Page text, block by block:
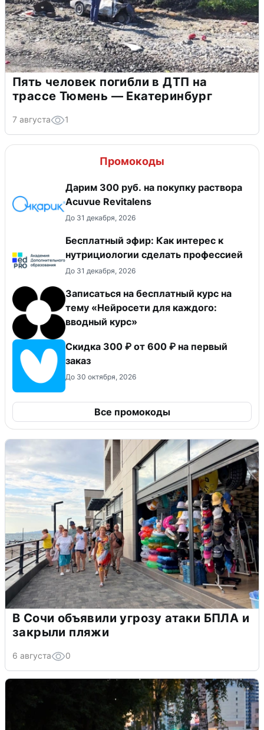
Пять человек погибли в ДТП на
трассе Тюмень — Екатеринбург
7 августа 1
Промокоды
Дарим 300 руб. на покупку раствора
Acuvue Revitalens
До 31 декабря, 2026
Бесплатный эфир: Как интерес к
нутрициологии сделать профессией
До 31 декабря, 2026
Записаться на бесплатный курс на
тему «Нейросети для каждого:
вводный курс»
Скидка 300 ₽ от 600 ₽ на первый
заказ
До 30 октября, 2026
Все промокоды
В Сочи объявили угрозу атаки БПЛА и
закрыли пляжи
6 августа 0